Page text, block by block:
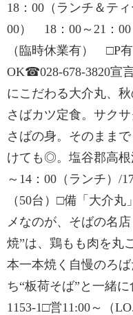
18：00（ランチ＆テ
00） 18：00～21：
（臨時休業有） □P
OK☎028-678-3820宣
にこだわる大介丸、
さばカツ定食。サク
さばの身。そのまま
けても◎。塩谷郡高根
～14：00（ランチ）/
（50台）□備「大介
メなのが、そばの名
焼”は、鶏もも肉を丸
本一本焼く自慢のろ
ち“板荷そば”と一緒
1153-1□営11:00～（